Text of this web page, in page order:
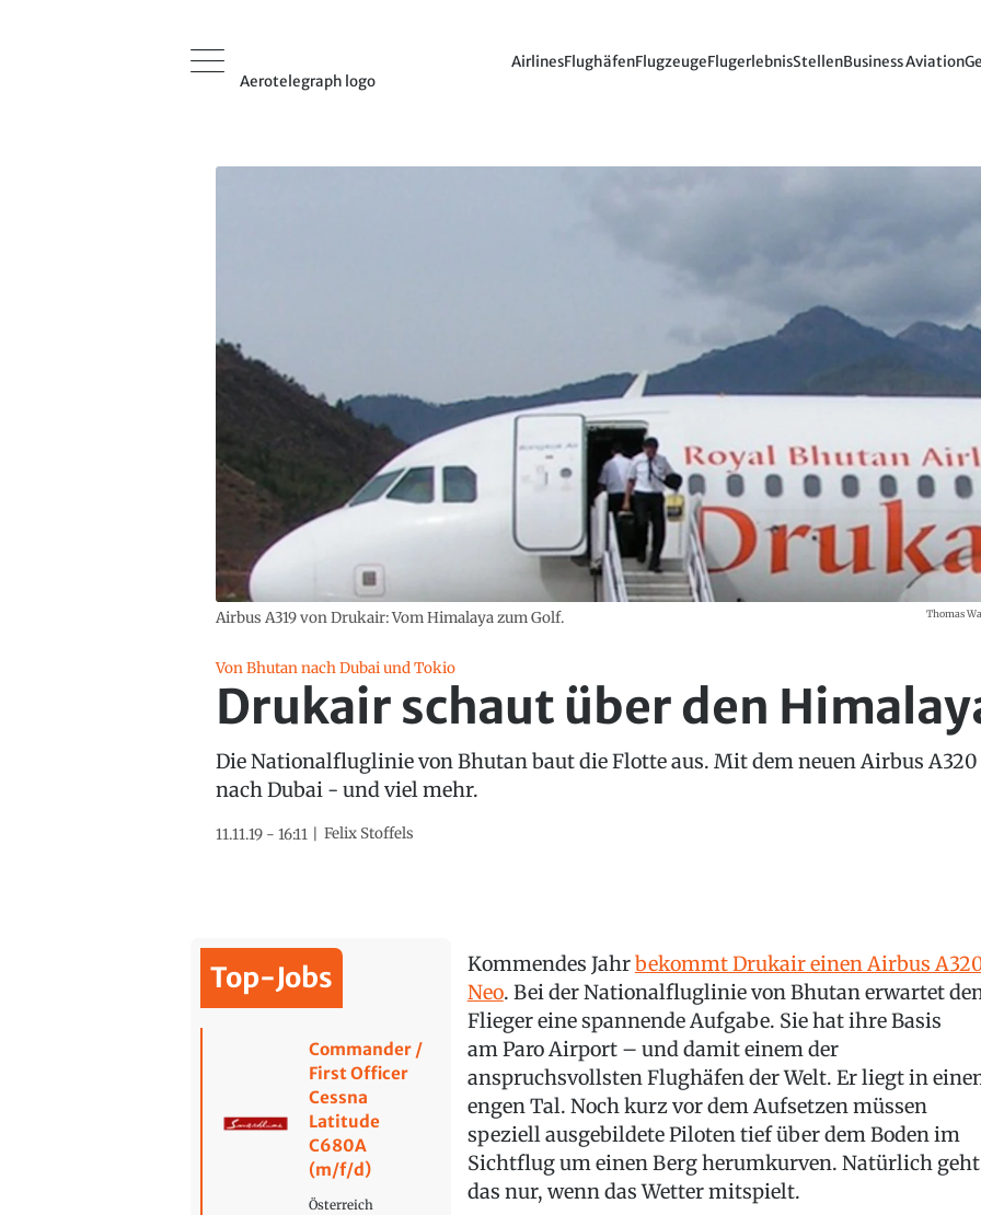
Aerotelegraph logo
AirlinesFlughäfenFlugzeugeFlugerlebnisStellenBusiness Aviation
Airbus A319 von Drukair: Vom Himalaya zum Golf. Thomas
Von Bhutan nach Dubai und Tokio
Drukair schaut über den
Die Nationalfluglinie von Bhutan baut die Flotte aus. Mit dem neuen Airbus
nach Dubai - und viel mehr.
11.11.19 - 16:11 Felix Stoffels
Top-Jobs
Commander /
First Officer
Cessna
Latitude
C680A
(m/f/d)
Österreich
Kommendes Jahrbekommt Drukair einen Airbus
Neo. Bei der Nationalfluglinie von Bhutan erwartet
Flieger eine spannende Aufgabe. Sie hat ihre Basis
am Paro Airport – und damit einem der
anspruchsvollsten Flughäfen der Welt. Er liegt in
engen Tal. Noch kurz vor dem Aufsetzen müssen
speziell ausgebildete Piloten tief über dem Boden im
Sichtflug um einen Berg herumkurven. Natürlich geht
das nur, wenn das Wetter mitspielt.